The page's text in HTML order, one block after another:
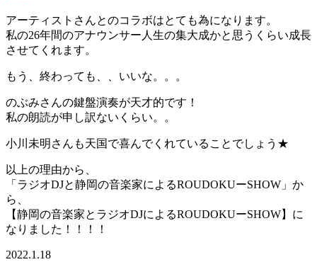
アーティストさんとのコラボはとても為になります。
私の26年間のアナウンサー人生の集大成かと思うくらい成長
させてくれます。
もう、終わっても、、いいな。。。
のぶみさんの鍵盤演奏が天才的です！
私の朗読が申し訳ないくらい。。
小川未明さんも天国で喜んでくれていることでしょう★
以上の理由から、
「ラジオDJと静岡の音楽家によるROUDOKUーSHOW」か
ら、
【静岡の音楽家とラジオDJによるROUDOKUーSHOW】に
なりました！！！！
2022.1.18